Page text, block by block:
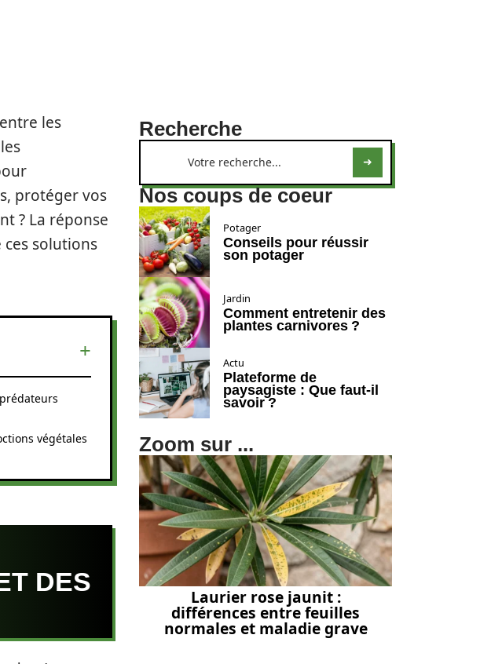
les
protéger vos
? La réponse
ces solutions
végétales
DES
Recherche
Nos coups de coeur
Potager
Conseils pour réussir
son potager
Jardin
Comment entretenir des
plantes carnivores ?
Actu
Plateforme de
paysagiste : Que faut-il
savoir ?
Zoom sur ...
Laurier rose jaunit :
différences entre feuilles
normales et maladie grave